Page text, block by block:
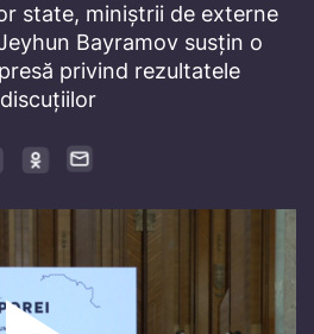
state, miniștrii de externe
Bayramov susțin o
privind rezultatele
discuțiilor